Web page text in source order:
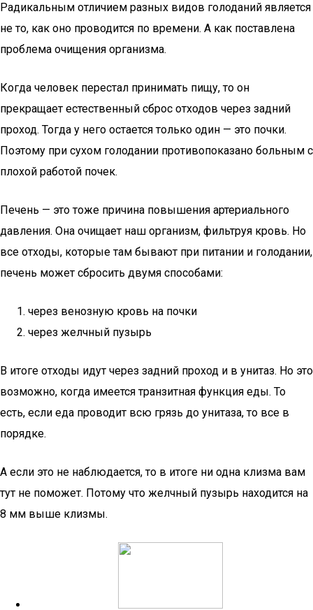
Радикальным отличием разных видов голоданий является
не то, как оно проводится по времени. А как поставлена
проблема очищения организма.
Когда человек перестал принимать пищу, то он
прекращает естественный сброс отходов через задний
проход. Тогда у него остается только один — это почки.
Поэтому при сухом голодании противопоказано больным с
плохой работой почек.
Печень — это тоже причина повышения артериального
давления. Она очищает наш организм, фильтруя кровь. Но
все отходы, которые там бывают при питании и голодании,
печень может сбросить двумя способами:
через венозную кровь на почки
через желчный пузырь
В итоге отходы идут через задний проход и в унитаз. Но это
возможно, когда имеется транзитная функция еды. То
есть, если еда проводит всю грязь до унитаза, то все в
порядке.
А если это не наблюдается, то в итоге ни одна клизма вам
тут не поможет. Потому что желчный пузырь находится на
8 мм выше клизмы.